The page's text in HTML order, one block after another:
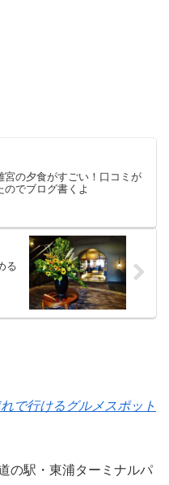
宮の夕食がすごい！口コミが
のでブログ書くよ
る
で行けるグルメスポット
の駅・東浦ターミナルパ